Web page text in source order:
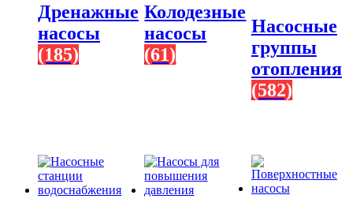
Дренажные
насосы
(185)
Колодезные
насосы
(61)
Насосные
группы
отопления
(582)